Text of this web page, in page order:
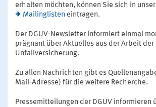
erhalten möchten, können Sie sich in
Mailinglisten eintragen.
Der DGUV-Newsletter informiert einmal
prägnant über Aktuelles aus der Arbeit
Unfallversicherung.
Zu allen Nachrichten gibt es
Mail-Adresse) für die weitere Recherche.
Pressemitteilungen der DGUV informieren